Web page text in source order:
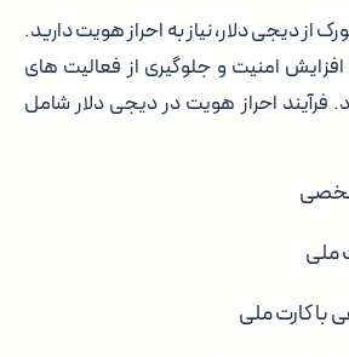
از دیجی دلار، نیاز به احراز هویت دارید.
امنیت و جلوگیری از فعالیت های
فرآیند احراز هویت در دیجی دلار شامل
ملی
با کارت ملی